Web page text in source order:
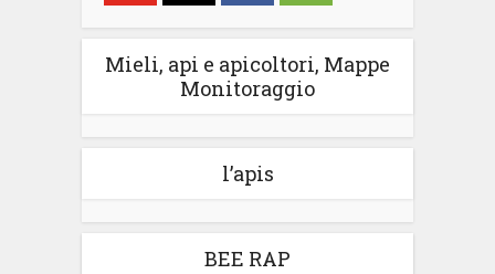
Mieli, api e apicoltori, Mappe
Monitoraggio
l’apis
BEE RAP